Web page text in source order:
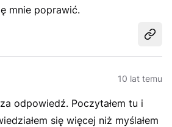
mnie poprawić.
10 lat temu
odpowiedź. Poczytałem tu i
się więcej niż myślałem